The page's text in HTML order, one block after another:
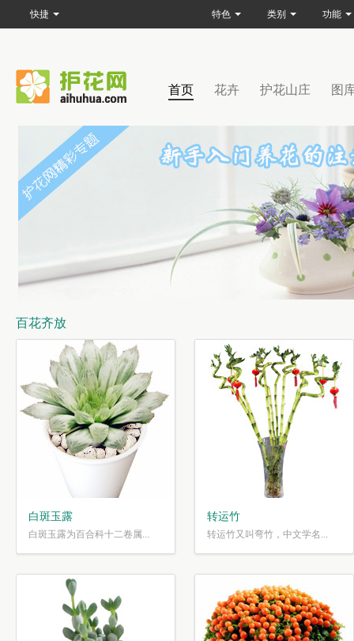
首页 花卉 护花山庄 图
百花齐放
白斑玉露
白斑玉露为百合科十二卷属...
转运竹
转运竹又叫弯竹，中文学名...
快捷 特色 类别 功能